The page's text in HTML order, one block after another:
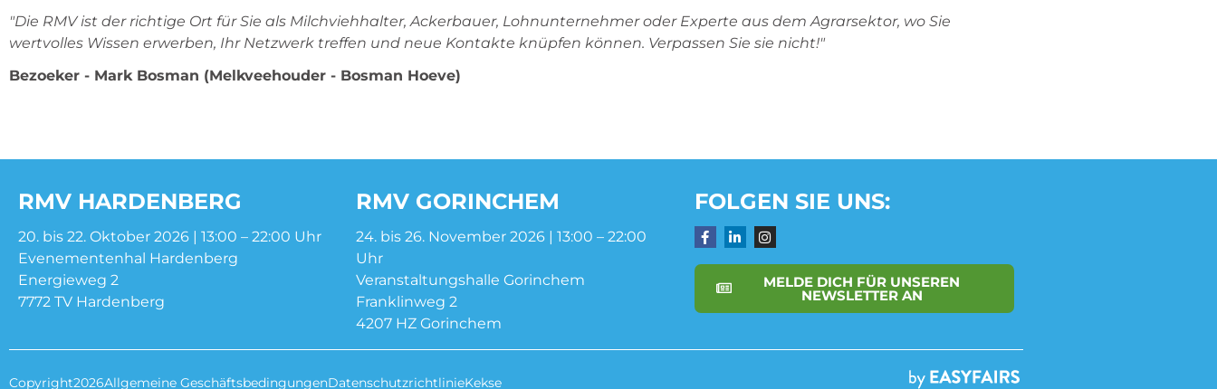
"Die RMV ist der richtige Ort für Sie als Milchviehhalter, Ackerbauer, Lohnunternehmer oder Experte aus dem Agrarsektor, wo Sie
wertvolles Wissen erwerben, Ihr Netzwerk treffen und neue Kontakte knüpfen können. Verpassen Sie sie nicht!"
Bezoeker - Mark Bosman (Melkveehouder - Bosman Hoeve)
RMV HARDENBERG
20. bis 22. Oktober 2026 | 13:00 – 22:00 Uhr
Evenementenhal Hardenberg
Energieweg 2
7772 TV Hardenberg
RMV GORINCHEM
24. bis 26. November 2026 | 13:00 – 22:00
Uhr
Veranstaltungshalle Gorinchem
Franklinweg 2
4207 HZ Gorinchem
FOLGEN SIE UNS:
MELDE DICH FÜR UNSEREN
NEWSLETTER AN
Copyright2026Allgemeine GeschäftsbedingungenDatenschutzrichtlinieKekse